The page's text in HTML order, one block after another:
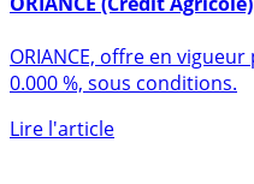
ORIANCE (Crédit Agricole)
0.000 %, sous conditions.